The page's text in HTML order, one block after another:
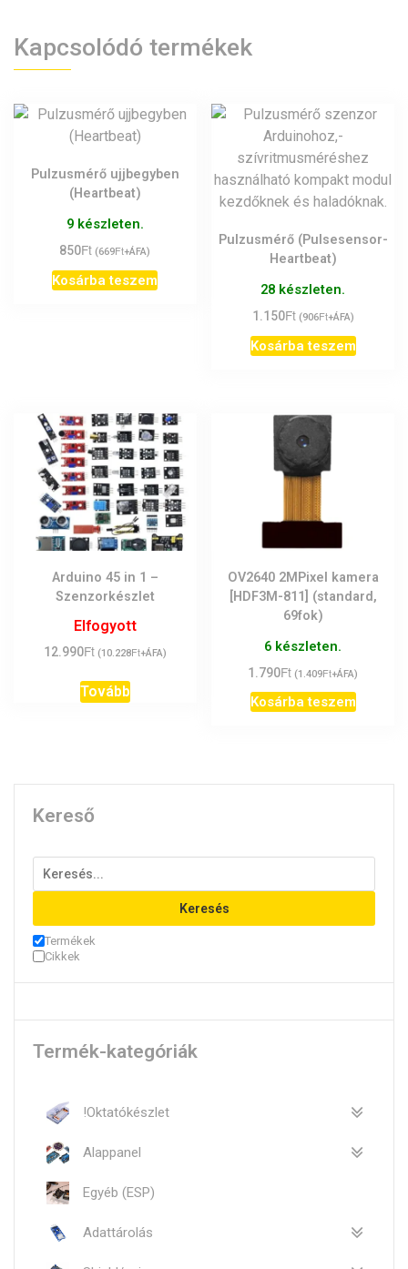
Kapcsolódó termékek
Pulzusmérő ujjbegyben
(Heartbeat)
9 készleten.
850Ft (669Ft+ÁFA)
Kosárba teszem
Pulzusmérő (Pulsesensor-
Heartbeat)
28 készleten.
1.150Ft (906Ft+ÁFA)
Kosárba teszem
Arduino 45 in 1 –
Szenzorkészlet
Elfogyott
12.990Ft (10.228Ft+ÁFA)
Tovább
OV2640 2MPixel kamera
[HDF3M-811] (standard,
69fok)
6 készleten.
1.790Ft (1.409Ft+ÁFA)
Kosárba teszem
Kereső
Keresés
Termékek
Cikkek
Termék-kategóriák
!Oktatókészlet
Alappanel
Egyéb (ESP)
Adattárolás